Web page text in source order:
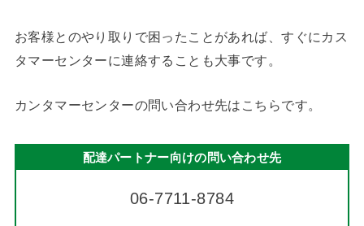
お客様とのやり取りで困ったことがあれば、すぐにカス
タマーセンターに連絡することも大事です。
カンタマーセンターの問い合わせ先はこちらです。
配達パートナー向けの問い合わせ先
06-7711-8784